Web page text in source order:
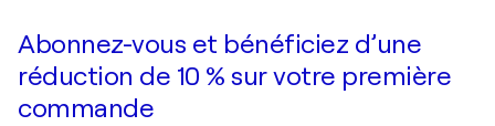
Abonnez-vous et bénéficiez d’une
réduction de 10 % sur votre première
commande